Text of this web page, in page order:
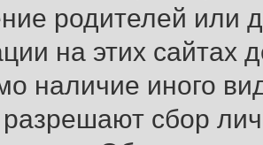
родителей или
на этих сайтах
наличие иного
сбор